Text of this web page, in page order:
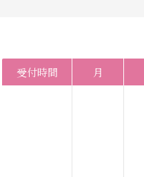
受付時間 月